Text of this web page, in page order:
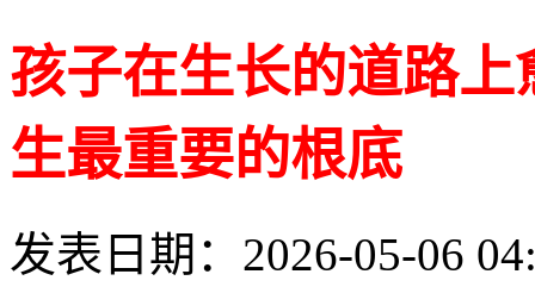
孩子在生长的道路
生最重要的根底
发表日期：2026-05-06